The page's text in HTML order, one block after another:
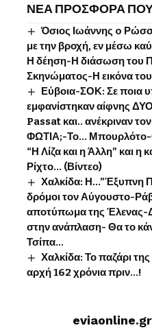
ΝΕΑ ΠΡΟΣΦΟΡΑ
Όσιος Ιωάννης o
με την βροχή, εν μέσω
Η δέηση-Η διάσωση του
Σκηνώματος-Η εικόνα
Εύβοια-ΣΟΚ: Σε ποια
εμφανίστηκαν αίφνης
Passat και.. ανέκριναν
ΦΩΤΙΑ;-Το… Μπουρλότο-
“Η Λίζα και η Άλλη” και η
Ρίχτο… (Βίντεο)
Χαλκίδα: Η…”Έξυπνη
δρόμοι τον Αύγουστο-
αποτύπωμα της Έλενας-
στην ανάπλαση- Θα το
Τσίπα…
Χαλκίδα: Το παζάρι
αρχή 162 χρόνια πριν…!